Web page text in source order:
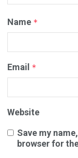
Name *
Email *
Website
Save my
browser for